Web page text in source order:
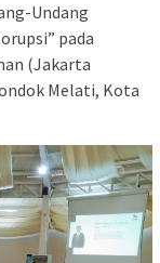
Undang
pada
(Jakarta
Melati, Kota